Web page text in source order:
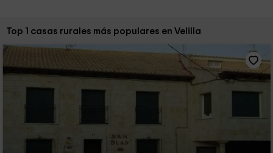
Ordenar por:
Top 1 casas rurales más populares en Velilla